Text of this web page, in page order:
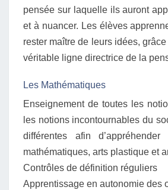
pensée sur laquelle ils auront
et à nuancer. Les élèves
rester maître de leurs idées,
véritable ligne directrice de la
Les Mathématiques
Enseignement de toutes les
les notions incontournables du
différentes afin
mathématiques, arts plastique et
Contrôles de définition réguliers
Apprentissage en autonomie des